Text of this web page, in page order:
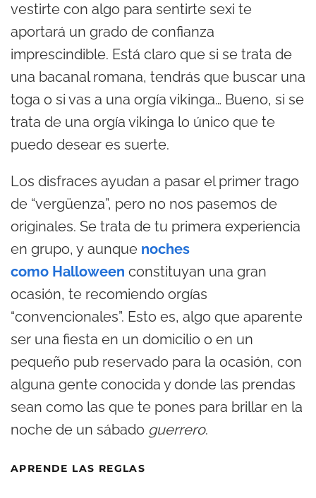
vestirte con algo para sentirte sexi te
aportará un grado de confianza
imprescindible. Está claro que si se trata de
una bacanal romana, tendrás que buscar una
toga o si vas a una orgía vikinga… Bueno, si se
trata de una orgía vikinga lo único que te
puedo desear es suerte.
Los disfraces ayudan a pasar el primer trago
de “vergüenza”, pero no nos pasemos de
originales. Se trata de tu primera experiencia
en grupo, y aunque noches
como Halloween constituyan una gran
ocasión, te recomiendo orgías
“convencionales”. Esto es, algo que aparente
ser una fiesta en un domicilio o en un
pequeño pub reservado para la ocasión, con
alguna gente conocida y donde las prendas
sean como las que te pones para brillar en la
noche de un sábado guerrero.
APRENDE LAS REGLAS